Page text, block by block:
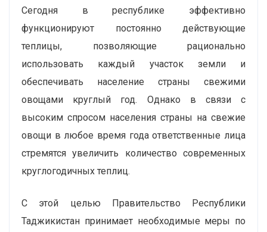
Сегодня в республике эффективно
функционируют постоянно действующие
теплицы, позволяющие рационально
использовать каждый участок земли и
обеспечивать население страны свежими
овощами круглый год. Однако в связи с
высоким спросом населения страны на свежие
овощи в любое время года ответственные лица
стремятся увеличить количество современных
круглогодичных теплиц.
С этой целью Правительство Республики
Таджикистан принимает необходимые меры по